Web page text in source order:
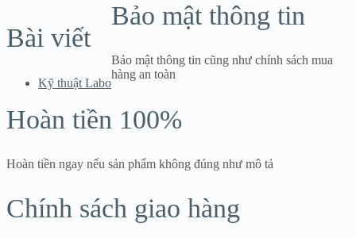
Bài viết
Kỹ thuật Labo
Bảo mật thông tin
Bảo mật thông tin cũng như chính sách mua
hàng an toàn
Hoàn tiền 100%
Hoàn tiền ngay nếu sản phẩm không đúng như mô tả
Chính sách giao hàng